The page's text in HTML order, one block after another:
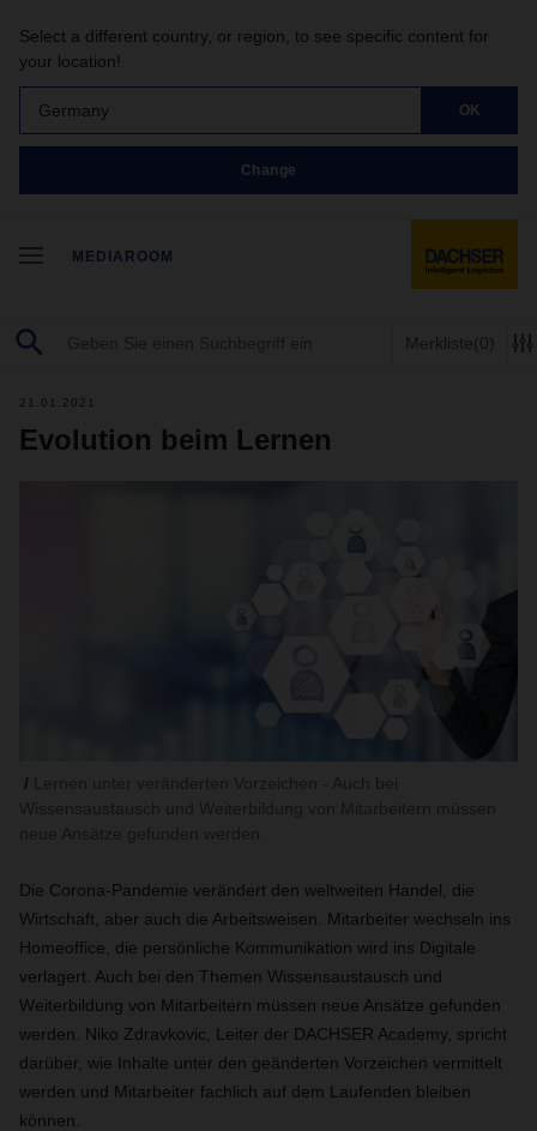
Select a different country, or region, to see specific content for
your location!
Germany OK
Change
MEDIAROOM
Merkliste(0)
21.01.2021
Evolution beim Lernen
Die Corona-Pandemie verändert den weltweiten Handel, die
Wirtschaft, aber auch die Arbeitsweisen. Mitarbeiter wechseln ins
Homeoffice, die persönliche Kommunikation wird ins Digitale
verlagert. Auch bei den Themen Wissensaustausch und
Weiterbildung von Mitarbeitern müssen neue Ansätze gefunden
werden. Niko Zdravkovic, Leiter der DACHSER Academy, spricht
darüber, wie Inhalte unter den geänderten Vorzeichen vermittelt
werden und Mitarbeiter fachlich auf dem Laufenden bleiben
können.